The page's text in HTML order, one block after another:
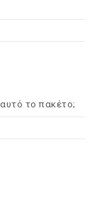
το πακέτο;